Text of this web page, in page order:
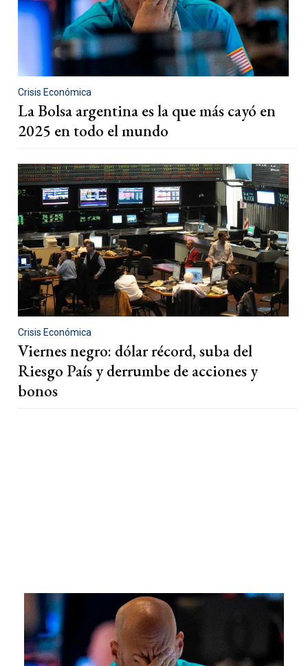
Crisis Económica
La Bolsa argentina es la que más cayó en
2025 en todo el mundo
Crisis Económica
Viernes negro: dólar récord, suba del
Riesgo País y derrumbe de acciones y
bonos